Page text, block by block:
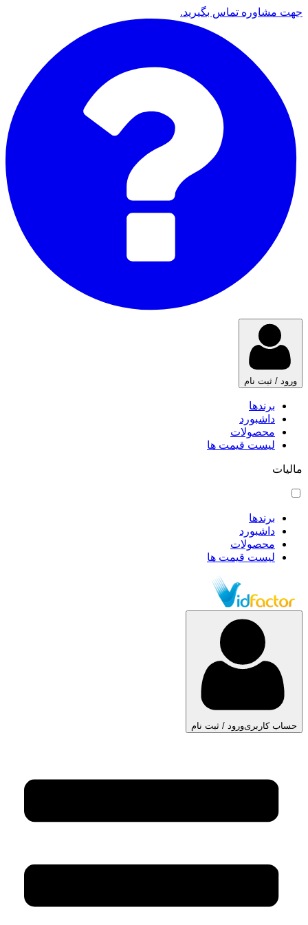
جهت مشاوره تماس بگیرید.
ورود / ثبت نام
برندها
داشبورد
محصولات
لیست قیمت ها
مالیات
برندها
داشبورد
محصولات
لیست قیمت ها
حساب کاربریورود / ثبت نام